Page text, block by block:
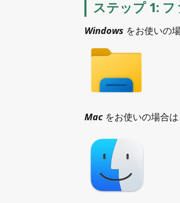
ステップ 1:
Windows をお使いの
Mac をお使いの場合